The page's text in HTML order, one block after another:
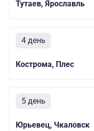
Тутаев, Ярославль
4 день
Кострома, Плес
5 день
Юрьевец, Чкаловск